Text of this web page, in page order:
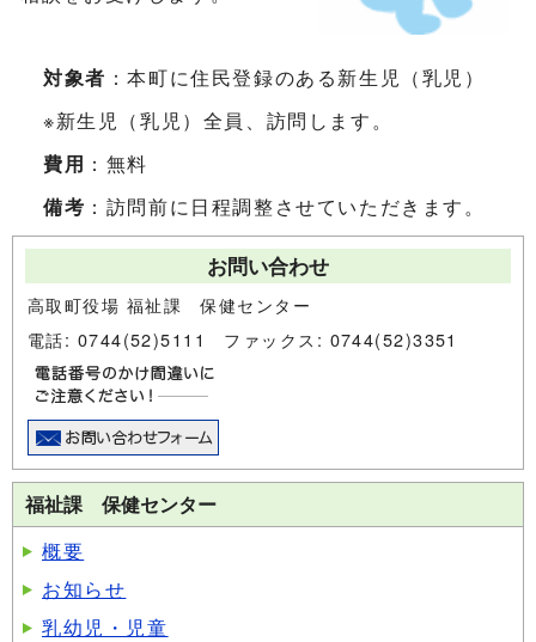
対象者 ：本町に住民登録のある新生児（乳児）
※新生児（乳児）全員、訪問します。
費用 ：無料
備考 ：訪問前に日程調整させていただきます。
お問い合わせ
高取町役場 福祉課 保健センター
電話: 0744(52)5111 ファックス: 0744(52)3351
福祉課 保健センター
概要
お知らせ
乳幼児・児童